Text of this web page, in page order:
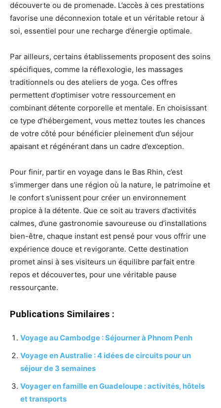
découverte ou de promenade. L’accès à ces prestations
favorise une déconnexion totale et un véritable retour à
soi, essentiel pour une recharge d’énergie optimale.
Par ailleurs, certains établissements proposent des soins
spécifiques, comme la réflexologie, les massages
traditionnels ou des ateliers de yoga. Ces offres
permettent d’optimiser votre ressourcement en
combinant détente corporelle et mentale. En choisissant
ce type d’hébergement, vous mettez toutes les chances
de votre côté pour bénéficier pleinement d’un séjour
apaisant et régénérant dans un cadre d’exception.
Pour finir, partir en voyage dans le Bas Rhin, c’est
s’immerger dans une région où la nature, le patrimoine et
le confort s’unissent pour créer un environnement
propice à la détente. Que ce soit au travers d’activités
calmes, d’une gastronomie savoureuse ou d’installations
bien-être, chaque instant est pensé pour vous offrir une
expérience douce et revigorante. Cette destination
promet ainsi à ses visiteurs un équilibre parfait entre
repos et découvertes, pour une véritable pause
ressourçante.
Publications Similaires :
Voyage au Cambodge : Séjourner à Phnom Penh
Voyage en Australie : 4 idées de circuits pour un
séjour de 3 semaines
Voyager en famille en Guadeloupe : activités, hôtels
et transports